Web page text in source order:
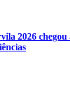
2026 chegou